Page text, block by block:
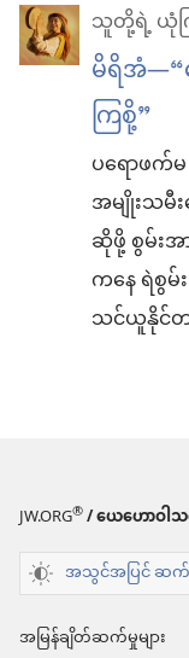
သူတို့ရဲ့ ယုံက
မိရိအံ—“
ကြ​စို့”
ပရောဖက်
အမျိုးသမီ
ဆိုဖို့ စွမ်း
ကနေ ရဲစွမ်
သင်ယူနိုင်
JW.ORG®/ ယေဟောဝါ
အသွင်အပြင် ဆက်
အမြန်ချိတ်ဆက်မှုများ